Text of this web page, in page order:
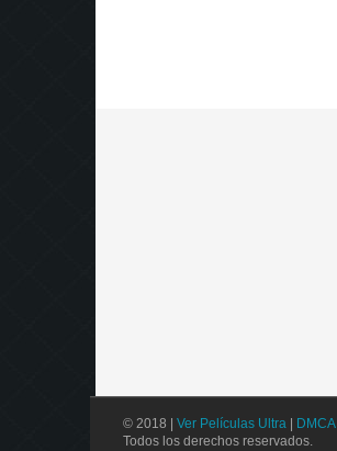
© 2018 | Ver Películas Ultra
DMCA
Todos los derechos reservados.